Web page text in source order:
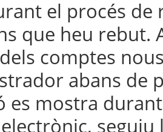
el procés de
que heu rebut.
comptes
abans de
es mostra